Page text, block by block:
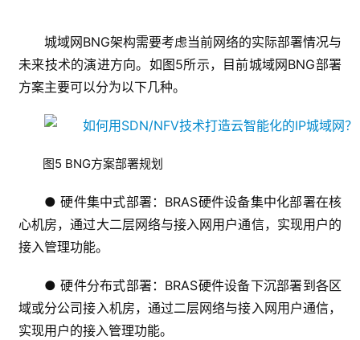
城域网BNG架构需要考虑当前网络的实际部署情况与
未来技术的演进方向。如图5所示，目前城域网BNG部署
方案主要可以分为以下几种。
图5 BNG方案部署规划
● 硬件集中式部署：BRAS硬件设备集中化部署在核
心机房，通过大二层网络与接入网用户通信，实现用户的
接入管理功能。
● 硬件分布式部署：BRAS硬件设备下沉部署到各区
域或分公司接入机房，通过二层网络与接入网用户通信，
实现用户的接入管理功能。